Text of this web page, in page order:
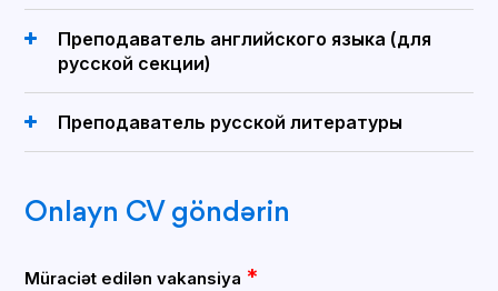
Преподаватель английского языка (для
русской секции)
Преподаватель русской литературы
Onlayn CV göndərin
Müraciət edilən vakansiya *